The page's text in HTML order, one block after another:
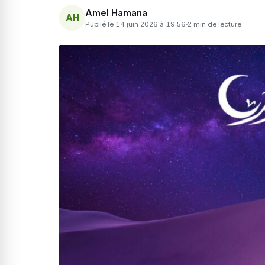
AH Amel Hamana
Publié le 14 juin 2026 à 19:56 2 min de lecture